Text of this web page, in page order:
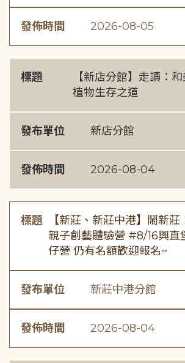
發佈時間 2026-08-05
標題
【新店分館】走讀：
植物生存之道
發布單位 新店分館
發佈時間 2026-08-04
標題
【新莊、新莊中港】鬧新
親子創藝體驗營 #8/16興直
仔營 仍有名額歡迎報名~
發布單位 新莊中港分館
發佈時間 2026-08-04